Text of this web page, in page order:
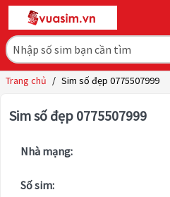
Trang chủ / Sim số đẹp 0775507999
Sim số đẹp 0775507999
Nhà mạng:
Số sim: